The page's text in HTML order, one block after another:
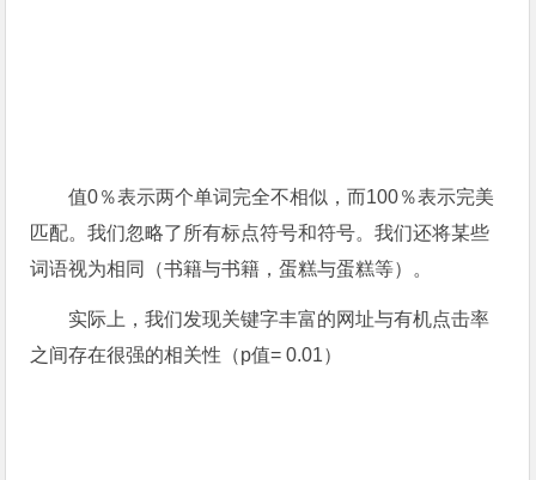
值0％表示两个单词完全不相似，而100％表示完美
匹配。我们忽略了所有标点符号和符号。我们还将某些
词语视为相同（书籍与书籍，蛋糕与蛋糕等）。
实际上，我们发现关键字丰富的网址与有机点击率
之间存在很强的相关性（p值= 0.01）